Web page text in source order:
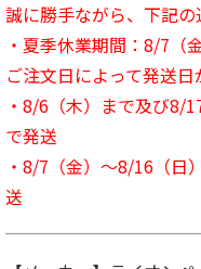
誠に勝手ながら、下記の
・夏季休業期間：8/7（
ご注文日によって発送日
・8/6（木）まで及び8/
で発送
・8/7（金）～8/16（日
送